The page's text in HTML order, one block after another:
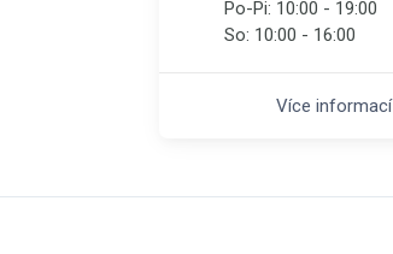
Po-Pi: 10:00 - 19:00
So: 10:00 - 16:00
Více informací